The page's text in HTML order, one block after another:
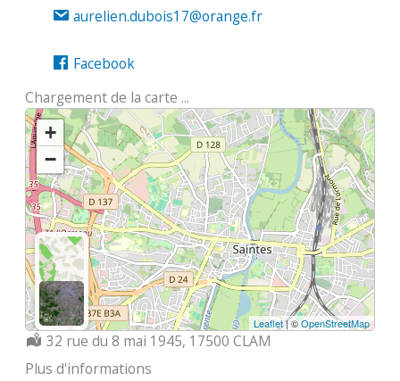
aurelien.dubois17@orange.fr
Facebook
Chargement de la carte ...
+
−
Leaflet| ©OpenStreetMap
Localisation :
32 rue du 8 mai 1945, 17500 CLAM
Plus d'informations